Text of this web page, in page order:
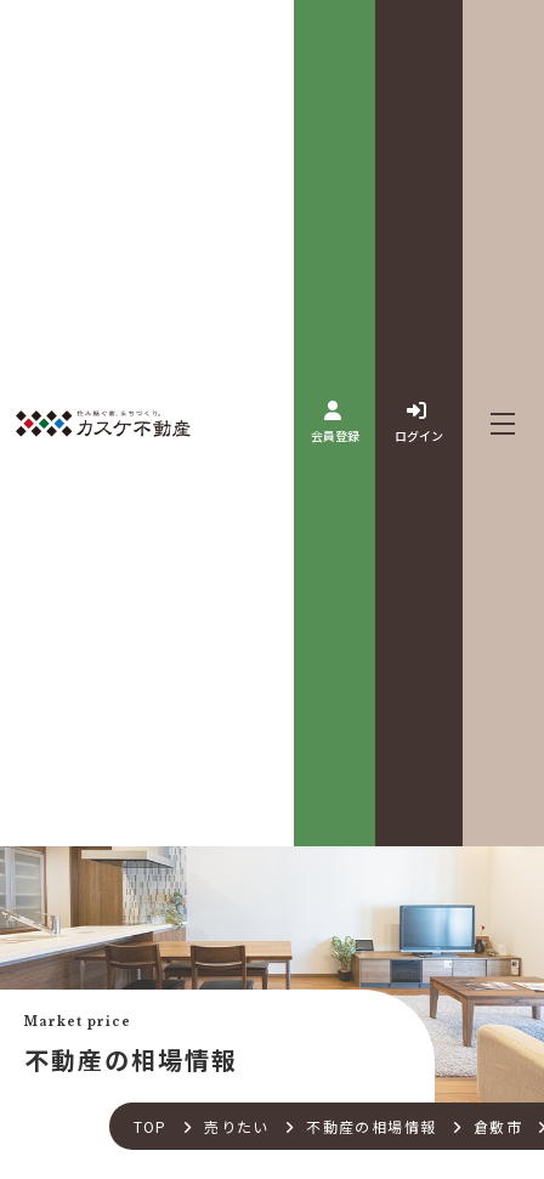
会員登録 ログイン
カスケって？
カスケホームグループ
買いたい
中古×RF(リノベ)
新築建売購入サポート
不動産流通の仕組み
住宅ローンサポート
お客様の声
みんなの不動産小話
中古リフォーム事例
店舗紹介
スタッフ紹介
TOP 売りたい 不動産の相場情報 倉敷市
Market price
不動産の相場情報